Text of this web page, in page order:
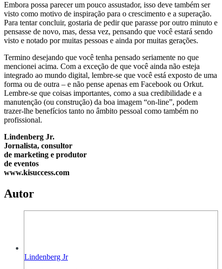
Embora possa parecer um pouco assustador, isso deve também ser
visto como motivo de inspiração para o crescimento e a superação.
Para tentar concluir, gostaria de pedir que parasse por outro minuto e
pensasse de novo, mas, dessa vez, pensando que você estará sendo
visto e notado por muitas pessoas e ainda por muitas gerações.
Termino desejando que você tenha pensado seriamente no que
mencionei acima. Com a exceção de que você ainda não esteja
integrado ao mundo digital, lembre-se que você está exposto de uma
forma ou de outra – e não pense apenas em Facebook ou Orkut.
Lembre-se que coisas importantes, como a sua credibilidade e a
manutenção (ou construção) da boa imagem “on-line”, podem
trazer-lhe benefícios tanto no âmbito pessoal como também no
profissional.
Lindenberg Jr.
Jornalista, consultor
de marketing e produtor
de eventos
www.kisuccess.com
Autor
Lindenberg Jr